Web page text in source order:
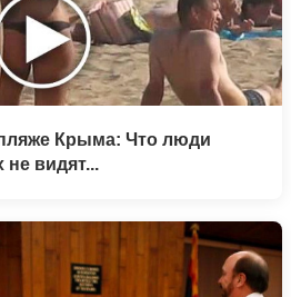
Крыма: Что люди
не видят...